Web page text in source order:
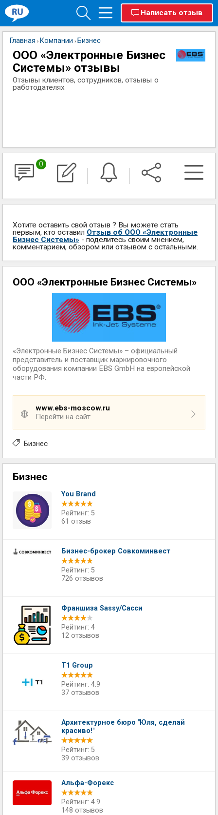
Написать отзыв
Главная › Компании › Бизнес
ООО «Электронные Бизнес
Системы» отзывы
Отзывы клиентов, сотрудников, отзывы о
работодателях
0
Хотите оставить свой отзыв ? Вы можете стать
первым, кто оставил Отзыв об ООО «Электронные
Бизнес Системы» - поделитесь своим мнением,
комментарием, обзором или отзывом с остальными.
ООО «Электронные Бизнес Системы»
«Электронные Бизнес Системы» – официальный
представитель и поставщик маркировочного
оборудования компании EBS GmbH на европейской
части РФ.
www.ebs-moscow.ru
Перейти на сайт
Бизнес
Бизнес
You Brand
Рейтинг: 5
61 отзыв
Бизнес-брокер Совкоминвест
Рейтинг: 5
726 отзывов
Франшиза Sassy/Сасси
Рейтинг: 4
12 отзывов
T1 Group
Рейтинг: 4.9
37 отзывов
​Архитектурное бюро "Юля, сделай
красиво!"
Рейтинг: 5
39 отзывов
Альфа-Форекс
Рейтинг: 4.9
148 отзывов